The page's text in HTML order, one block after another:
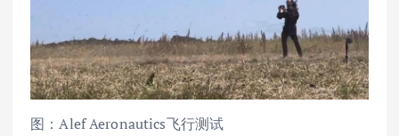
图：Alef Aeronautics飞行测试